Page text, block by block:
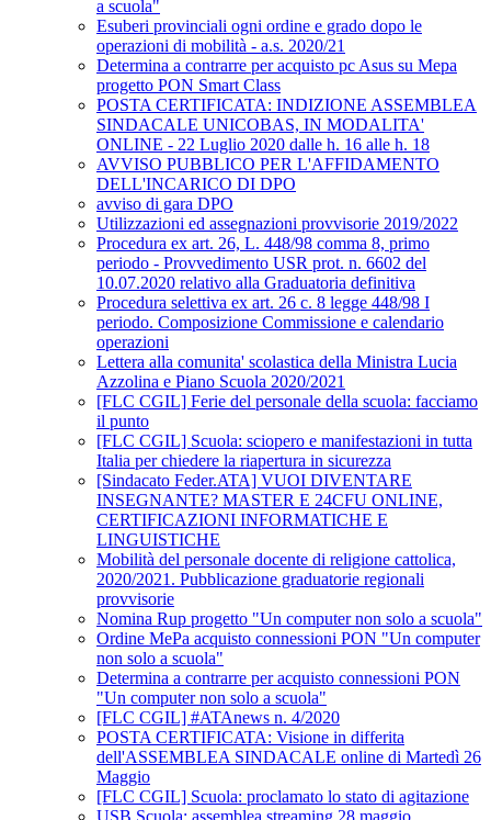
a scuola"
Esuberi provinciali ogni ordine e grado dopo le
operazioni di mobilità - a.s. 2020/21
Determina a contrarre per acquisto pc Asus su Mepa
progetto PON Smart Class
POSTA CERTIFICATA: INDIZIONE ASSEMBLEA
SINDACALE UNICOBAS, IN MODALITA'
ONLINE - 22 Luglio 2020 dalle h. 16 alle h. 18
AVVISO PUBBLICO PER L'AFFIDAMENTO
DELL'INCARICO DI DPO
avviso di gara DPO
Utilizzazioni ed assegnazioni provvisorie 2019/2022
Procedura ex art. 26, L. 448/98 comma 8, primo
periodo - Provvedimento USR prot. n. 6602 del
10.07.2020 relativo alla Graduatoria definitiva
Procedura selettiva ex art. 26 c. 8 legge 448/98 I
periodo. Composizione Commissione e calendario
operazioni
Lettera alla comunita' scolastica della Ministra Lucia
Azzolina e Piano Scuola 2020/2021
[FLC CGIL] Ferie del personale della scuola: facciamo
il punto
[FLC CGIL] Scuola: sciopero e manifestazioni in tutta
Italia per chiedere la riapertura in sicurezza
[Sindacato Feder.ATA] VUOI DIVENTARE
INSEGNANTE? MASTER E 24CFU ONLINE,
CERTIFICAZIONI INFORMATICHE E
LINGUISTICHE
Mobilità del personale docente di religione cattolica,
2020/2021. Pubblicazione graduatorie regionali
provvisorie
Nomina Rup progetto "Un computer non solo a scuola"
Ordine MePa acquisto connessioni PON "Un computer
non solo a scuola"
Determina a contrarre per acquisto connessioni PON
"Un computer non solo a scuola"
[FLC CGIL] #ATAnews n. 4/2020
POSTA CERTIFICATA: Visione in differita
dell'ASSEMBLEA SINDACALE online di Martedì 26
Maggio
[FLC CGIL] Scuola: proclamato lo stato di agitazione